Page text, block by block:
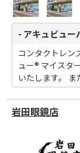
- アキュビュー
コンタクトレン
ュー® マイスタ
いたします。 ま
岩田眼鏡店